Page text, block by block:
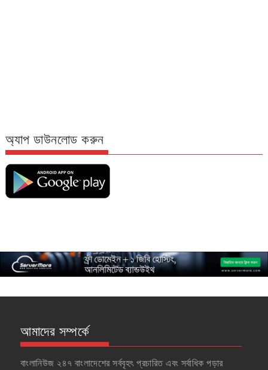
অ্যাপ ডাউনলোড করুন
আমাদের সম্পর্কে
বাংলানিউজ ২৪৭ বাংলাদেশের সর্ববৃহৎ প্রচারিত এবং সর্বাধিক পড়ার